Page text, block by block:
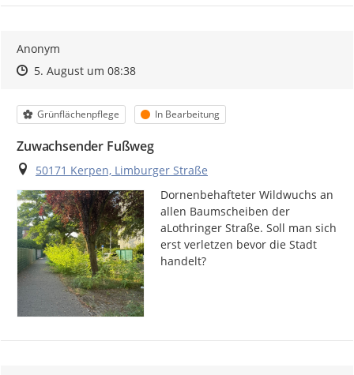
Anonym
Zeitpunkt des Erstellens
Zeitpunkt des Erstellens
5. August um 08:38Zur Äußerung
Kategorie
Grünflächenpflege Status
In Bearbeitung
Zuwachsender Fußweg
Ort
50171 Kerpen, Limburger Straße
Dornenbehafteter Wildwuchs an
allen Baumscheiben der
aLothringer Straße. Soll man sich
erst verletzen bevor die Stadt
handelt?